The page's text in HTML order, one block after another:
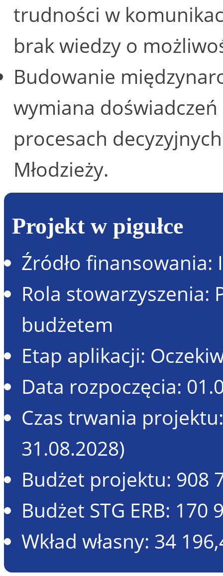
trudności w
brak wiedzy o
Budowanie
wymiana doświadczeń
procesach
Młodzieży.
Projekt w pigułce
Źródło
Rola stowarzyszenia:
budżetem
Etap aplikacji:
Data rozpoczęcia:
Czas trwania
31.08.2028)
Budżet projektu: 908
Budżet STG ERB: 170
Wkład własny: 34